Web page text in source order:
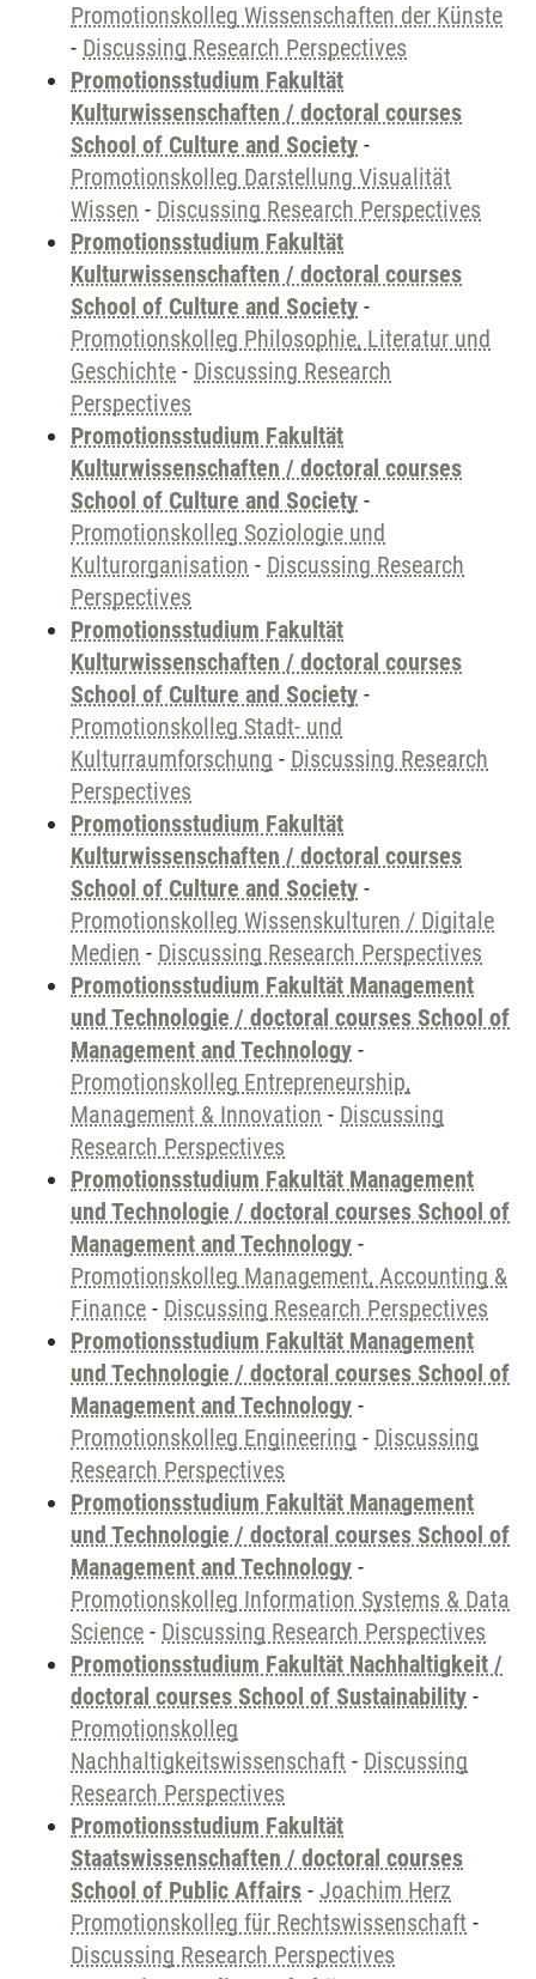
Promotionskolleg Wissenschaften der Künste
- Discussing Research Perspectives
Promotionsstudium Fakultät
Kulturwissenschaften / doctoral courses
School of Culture and Society -
Promotionskolleg Darstellung Visualität
Wissen - Discussing Research Perspectives
Promotionsstudium Fakultät
Kulturwissenschaften / doctoral courses
School of Culture and Society -
Promotionskolleg Philosophie, Literatur und
Geschichte - Discussing Research
Perspectives
Promotionsstudium Fakultät
Kulturwissenschaften / doctoral courses
School of Culture and Society -
Promotionskolleg Soziologie und
Kulturorganisation - Discussing Research
Perspectives
Promotionsstudium Fakultät
Kulturwissenschaften / doctoral courses
School of Culture and Society -
Promotionskolleg Stadt- und
Kulturraumforschung - Discussing Research
Perspectives
Promotionsstudium Fakultät
Kulturwissenschaften / doctoral courses
School of Culture and Society -
Promotionskolleg Wissenskulturen / Digitale
Medien - Discussing Research Perspectives
Promotionsstudium Fakultät Management
und Technologie / doctoral courses School of
Management and Technology -
Promotionskolleg Entrepreneurship,
Management & Innovation - Discussing
Research Perspectives
Promotionsstudium Fakultät Management
und Technologie / doctoral courses School of
Management and Technology -
Promotionskolleg Management, Accounting &
Finance - Discussing Research Perspectives
Promotionsstudium Fakultät Management
und Technologie / doctoral courses School of
Management and Technology -
Promotionskolleg Engineering - Discussing
Research Perspectives
Promotionsstudium Fakultät Management
und Technologie / doctoral courses School of
Management and Technology -
Promotionskolleg Information Systems & Data
Science - Discussing Research Perspectives
Promotionsstudium Fakultät Nachhaltigkeit /
doctoral courses School of Sustainability -
Promotionskolleg
Nachhaltigkeitswissenschaft - Discussing
Research Perspectives
Promotionsstudium Fakultät
Staatswissenschaften / doctoral courses
School of Public Affairs - Joachim Herz
Promotionskolleg für Rechtswissenschaft -
Discussing Research Perspectives